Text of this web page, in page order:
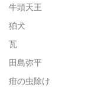
牛頭天王
狛犬
瓦
田島弥平
疳の虫除け